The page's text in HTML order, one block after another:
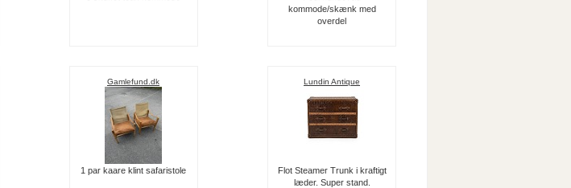
kommode/skænk med
overdel
Gamlefund.dk
1 par kaare klint safaristole
Lundin Antique
Flot Steamer Trunk i kraftigt
læder. Super stand.